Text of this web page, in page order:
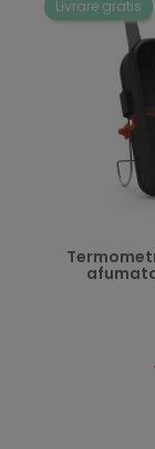
Livrare gratis